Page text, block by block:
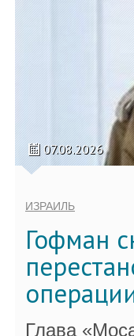
07.08.2026
ИЗРАИЛЬ
Гофман
Глава